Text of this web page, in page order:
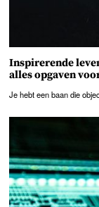
Inspirerende
alles opgaven
Je hebt een baan die